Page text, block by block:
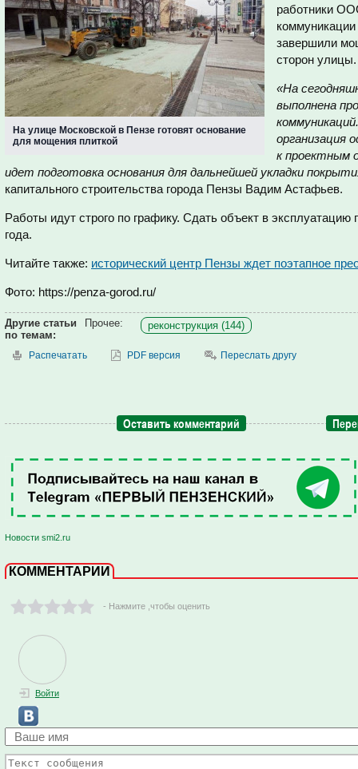
На улице Московской в Пензе готовят основание
для мощения плиткой
работники
завершили
сторон улицы.
«На
выполнена
организация
к проектным
идет подготовка основания для дальнейшей укладки
капитального строительства города Пензы Вадим Астафьев.
Работы идут строго по графику. Сдать объект в
года.
Читайте также: исторический центр Пензы ждет поэтапное
Фото: https://penza-gorod.ru/
Другие статьи
по темам:
Прочее: реконструкция (144)
Распечатать PDF версия Переслать другу
Оставить комментарий
Новости smi2.ru
КОММЕНТАРИИ
- Нажмите ,чтобы оценить
Войти